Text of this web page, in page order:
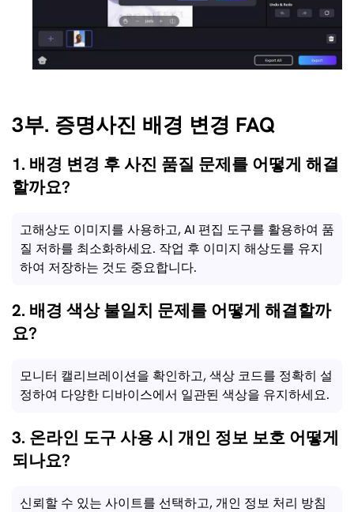
3부. 증명사진 배경 변경 FAQ
1. 배경 변경 후 사진 품질 문제를 어떻게 해결
할까요?
고해상도 이미지를 사용하고, AI 편집 도구를 활용하여 품
질 저하를 최소화하세요. 작업 후 이미지 해상도를 유지
하여 저장하는 것도 중요합니다.
2. 배경 색상 불일치 문제를 어떻게 해결할까
요?
모니터 캘리브레이션을 확인하고, 색상 코드를 정확히 설
정하여 다양한 디바이스에서 일관된 색상을 유지하세요.
3. 온라인 도구 사용 시 개인 정보 보호 어떻게
되나요?
신뢰할 수 있는 사이트를 선택하고, 개인 정보 처리 방침